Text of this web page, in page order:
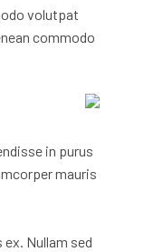
volutpat
commodo
in purus
mauris
Nullam sed